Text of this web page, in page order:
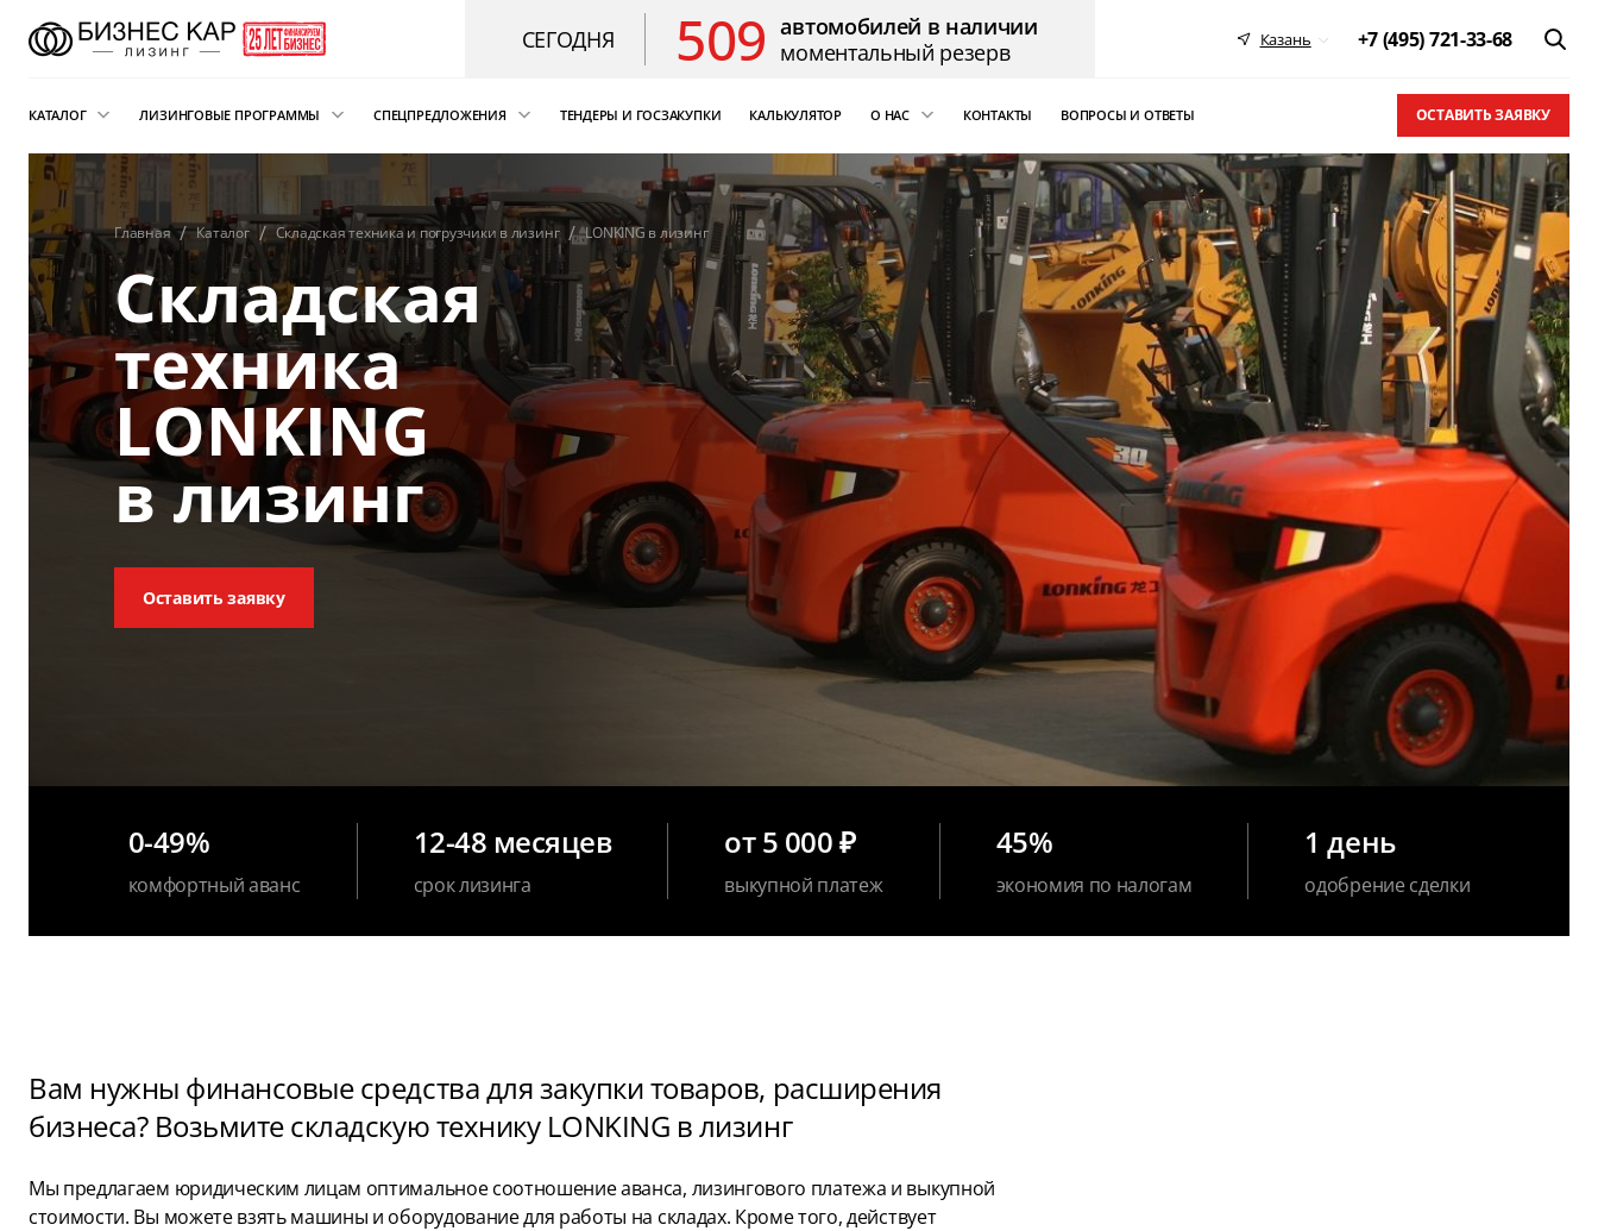
СЕГОДНЯ 509 автомобилей в наличии
моментальный резерв
Казань +7 (495) 721-33-68
КАТАЛОГ
Новые автомобили
Автомобили с пробегом
Легковые автомобили
Складская техника
и погрузчики
Грузовые автомобили
Спецтехника
Коммерческий транспорт
Автобусы
ЛИЗИНГОВЫЕ ПРОГРАММЫ
Финансовый лизинг
Операционная аренда
Лизинг для ИП
Подписка на автомобиль
Возвратный лизинг
Трейд-ин автомобиля в лизинг
СПЕЦПРЕДЛОЖЕНИЯ
Аварийная помощь
электрокарам от Цезарь
Сателлит
ТЕНДЕРЫ И ГОСЗАКУПКИ КАЛЬКУЛЯТОР О НАС
«Бизнес Кар Лизинг» в ТОП-10
компаний России
Благодарственные письма
КОНТАКТЫ ВОПРОСЫ И ОТВЕТЫ ОСТАВИТЬ ЗАЯВКУ
Главная Каталог Складская техника и погрузчики в лизинг LONKING в лизинг
Складская
техника
LONKING
в лизинг
Оставить заявку
0-49%
комфортный аванс
12-48 месяцев
срок лизинга
от 5 000 ₽
выкупной платеж
45%
экономия по налогам
1 день
одобрение сделки
Вам нужны финансовые средства для закупки товаров, расширения
бизнеса? Возьмите складскую технику LONKING в лизинг
Мы предлагаем юридическим лицам оптимальное соотношение аванса, лизингового платежа и выкупной
стоимости. Вы можете взять машины и оборудование для работы на складах. Кроме того, действует